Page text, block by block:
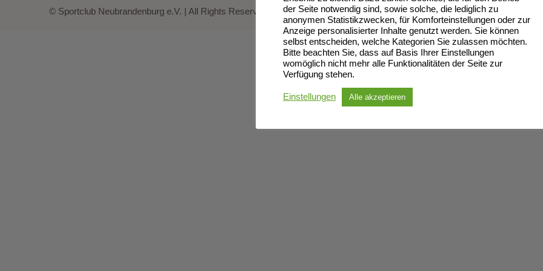
© Sportclub Neubrandenburg e.V. | All Rights Reserved
der Seite notwendig sind, sowie solche, die lediglich zu
anonymen Statistikzwecken, für Komforteinstellungen oder zur
Anzeige personalisierter Inhalte genutzt werden. Sie können
selbst entscheiden, welche Kategorien Sie zulassen möchten.
Bitte beachten Sie, dass auf Basis Ihrer Einstellungen
womöglich nicht mehr alle Funktionalitäten der Seite zur
Verfügung stehen.
Einstellungen Alle akzeptieren